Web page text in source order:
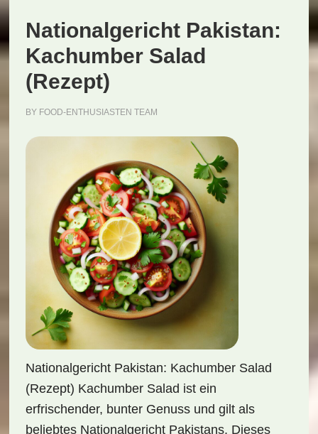
Nationalgericht Pakistan:
Kachumber Salad
(Rezept)
BY FOOD-ENTHUSIASTEN TEAM
Nationalgericht Pakistan: Kachumber Salad
(Rezept) Kachumber Salad ist ein
erfrischender, bunter Genuss und gilt als
beliebtes Nationalgericht Pakistans. Dieses